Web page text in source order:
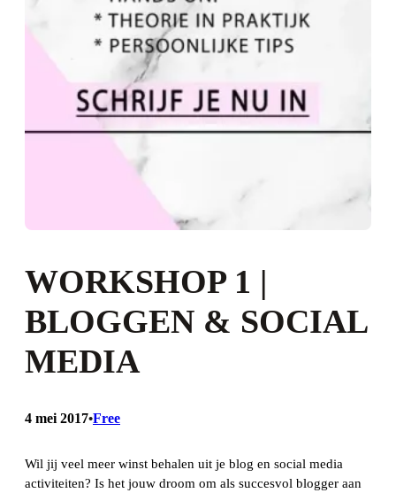
WORKSHOP 1 |
BLOGGEN & SOCIAL
MEDIA
4 mei 2017•Free
​Wil jij veel meer winst behalen uit je blog en social media
activiteiten? Is het jouw droom om als succesvol blogger aan